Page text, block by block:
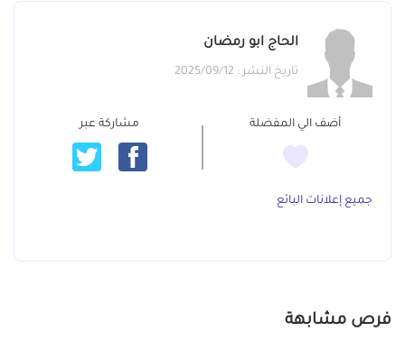
الحاج ابو رمضان
تاريخ النشر : 2025/09/12
أضف الي المفضلة مشاركة عبر
جميع إعلانات البائع
فرص مشابهة